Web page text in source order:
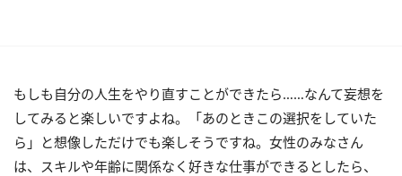
もしも自分の人生をやり直すことができたら……なんて妄想を
してみると楽しいですよね。「あのときこの選択をしていた
ら」と想像しただけでも楽しそうですね。女性のみなさん
は、スキルや年齢に関係なく好きな仕事ができるとしたら、